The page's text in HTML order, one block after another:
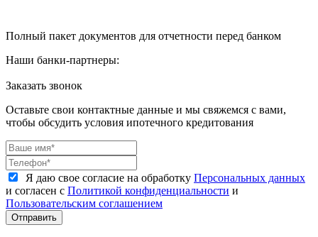
Полный пакет документов для отчетности перед банком
Наши банки-партнеры:
Заказать звонок
Оставьте свои контактные данные и мы свяжемся с вами,
чтобы обсудить условия ипотечного кредитования
Я даю свое согласие на обработку Персональных данных
и согласен с Политикой конфиденциальности и
Пользовательским соглашением
Отправить